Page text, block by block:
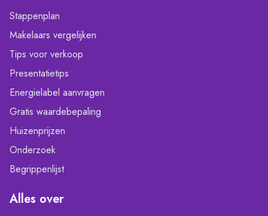
Stappenplan
Makelaars vergelijken
Tips voor verkoop
Presentatietips
Energielabel aanvragen
Gratis waardebepaling
Huizenprijzen
Onderzoek
Begrippenlijst
Alles over